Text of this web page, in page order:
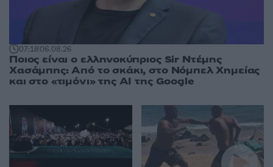
07:1806.08.26
Ποιος είναι ο ελληνοκύπριος Sir Ντέμης
Χασάμπης: Από το σκάκι, στο Νόμπελ Χημείας
και στο «τιμόνι» της AI της Google